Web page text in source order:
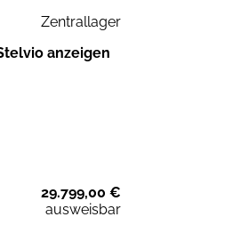
Zentrallager
anzeigen
29.799,00 €
ausweisbar